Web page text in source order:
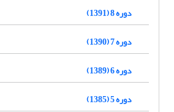
دوره 8 (1391)
دوره 7 (1390)
دوره 6 (1389)
دوره 5 (1385)